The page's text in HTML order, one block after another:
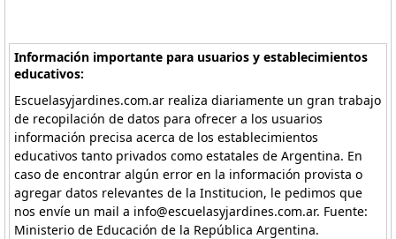
Información importante para usuarios y establecimientos
educativos:
Escuelasyjardines.com.ar realiza diariamente un gran trabajo
de recopilación de datos para ofrecer a los usuarios
información precisa acerca de los establecimientos
educativos tanto privados como estatales de Argentina. En
caso de encontrar algún error en la información provista o
agregar datos relevantes de la Institucion, le pedimos que
nos envíe un mail a info@escuelasyjardines.com.ar. Fuente:
Ministerio de Educación de la República Argentina.